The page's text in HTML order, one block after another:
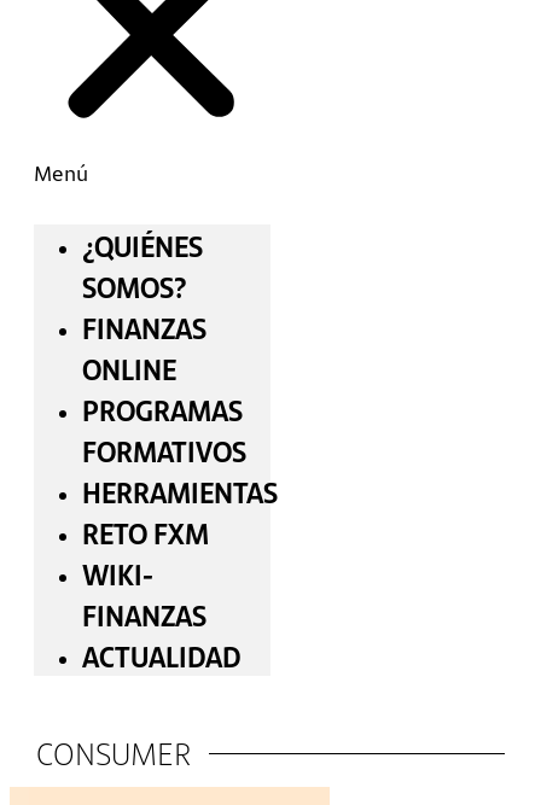
Menú
¿QUIÉNES
SOMOS?
FINANZAS
ONLINE
PROGRAMAS
FORMATIVOS
HERRAMIENTAS
RETO FXM
WIKI-
FINANZAS
ACTUALIDAD
CONSUMER